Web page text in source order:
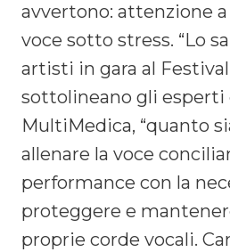
avvertono: attenzione
voce sotto stress. “Lo
artisti in gara al
sottolineano gli esperti
MultiMedica, “quanto
allenare la voce
performance con la
proteggere e
proprie corde vocali.